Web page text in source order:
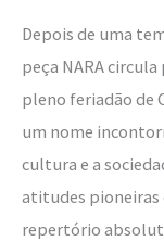
Depois de uma
peça NARA
pleno feriadão de
um nome
cultura e a
atitudes pioneiras
repertório